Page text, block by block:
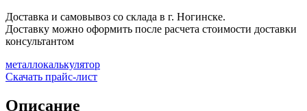
Доставка и самовывоз со склада в г. Ногинске.
Доставку можно оформить после расчета стоимости доставки
консультантом
металлокалькулятор
Скачать прайс-лист
Описание